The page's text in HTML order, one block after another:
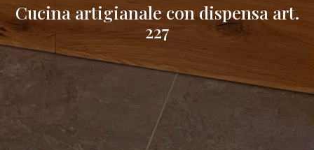
Cucina artigianale con dispensa art.
227